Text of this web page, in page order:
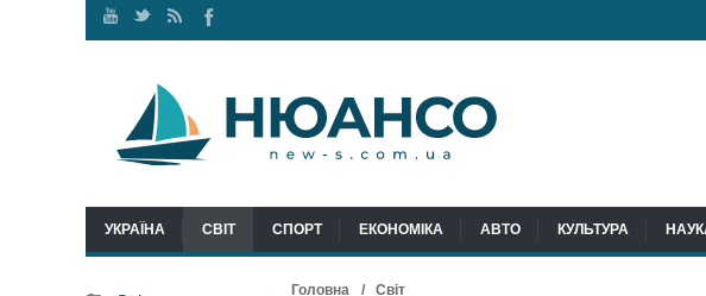
Ми
Facebook
RSS
стрічка
Ми
Twitter
Наш
канал
Youtube
УКРАЇНА СВІТ СПОРТ ЕКОНОМІКА АВТО КУЛЬТУРА
Головна Світ